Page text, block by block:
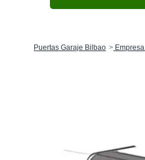
Puertas Garaje Bilbao